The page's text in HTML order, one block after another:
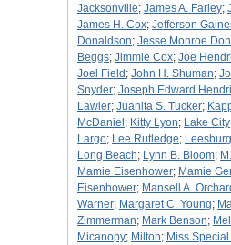
Jacksonville; James A. Farley;
James H. Cox; Jefferson
Donaldson; Jesse Monroe
Beggs; Jimmie Cox; Joe
Joel Field ; John H. Shuman;
Snyder; Joseph Edward
Lawler; Juanita S. Tucker;
McDaniel ; Kitty Lyon; Lake City
Largo; Lee Rutledge; Leesburg
Long Beach; Lynn B. Bloom;
Mamie Eisenhower; Mamie
Eisenhower; Mansell A.
Warner; Margaret C. Young;
Zimmerman; Mark Benson;
Micanopy; Milton; Miss